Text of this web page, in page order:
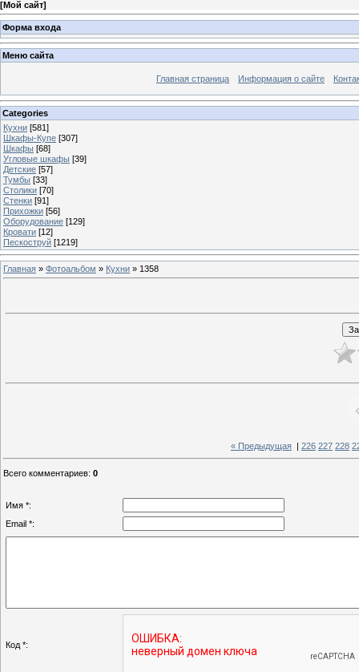
[Мой сайт]
Форма входа
Меню сайта
Главная страница Информация о сайте
Categories
Кухни [581]
Шкафы-Купе [307]
Шкафы [68]
Угловые шкафы [39]
Детские [57]
Тумбы [33]
Столики [70]
Стенки [91]
Прихожки [56]
Оборудование [129]
Кровати [12]
Пескоструй [1219]
Главная » Фотоальбом » Кухни » 1358
« Предыдущая 226 227 228
Всего комментариев: 0
Имя *:
Email *:
Код *: